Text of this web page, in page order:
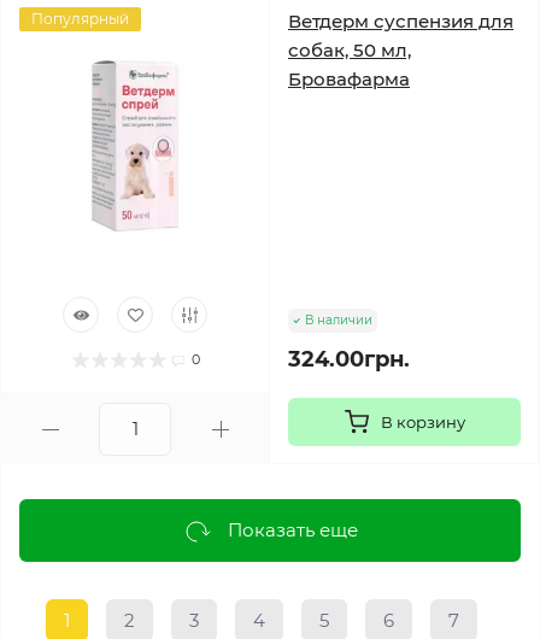
Популярный
0
Ветдерм суспензия для
собак, 50 мл,
Бровафарма
В наличии
324.00грн.
В корзину
Показать еще
1 2 3 4 5 6 7